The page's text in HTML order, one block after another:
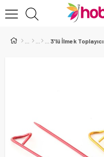
3'lü İlmek Toplayıcı